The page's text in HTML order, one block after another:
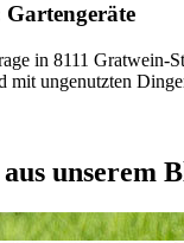
in 8111 Gratwein-
mit ungenutzten
unserem